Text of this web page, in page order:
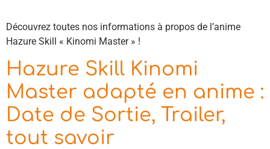
Découvrez toutes nos informations à propos de l’anime
Hazure Skill « Kinomi Master » !
Hazure Skill Kinomi
Master adapté en anime :
Date de Sortie, Trailer,
tout savoir